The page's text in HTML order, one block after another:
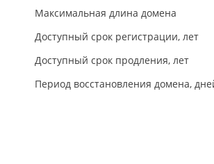
Максимальная длина домена
Доступный срок регистрации, лет
Доступный срок продления, лет
Период восстановления домена,